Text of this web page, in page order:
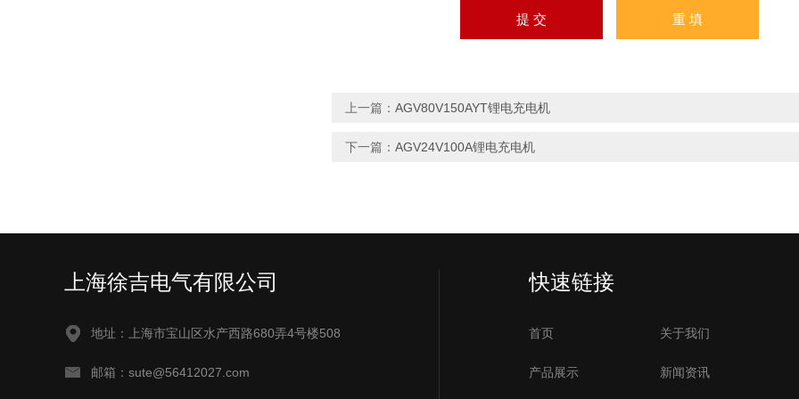
上一篇： AGV80V150AYT锂电充电机
下一篇： AGV24V100A锂电充电机
上海徐吉电气有限公司
地址：上海市宝山区水产西路680弄4号楼508
邮箱：sute@56412027.com
快速链接
首页 关于我们
产品展示 新闻资讯